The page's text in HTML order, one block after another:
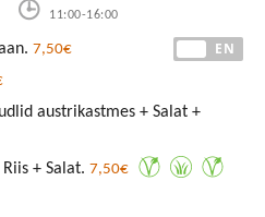
11:00-16:00
EN
7,50€
austrikastmes + Salat +
+ Salat. 7,50€